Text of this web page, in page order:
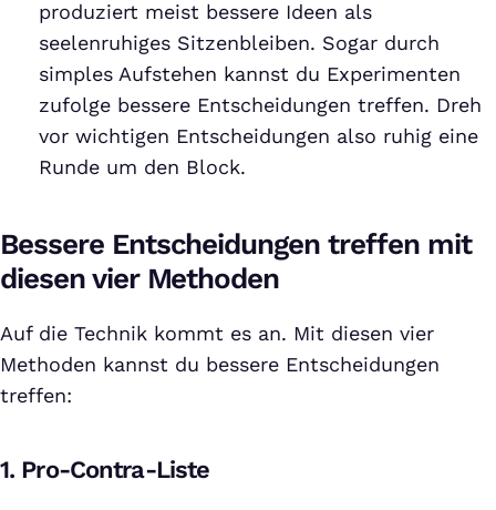
produziert meist bessere Ideen als
seelenruhiges Sitzenbleiben. Sogar durch
simples Aufstehen kannst du Experimenten
zufolge bessere Entscheidungen treffen. Dreh
vor wichtigen Entscheidungen also ruhig eine
Runde um den Block.
Bessere Entscheidungen treffen mit
diesen vier Methoden
Auf die Technik kommt es an. Mit diesen vier
Methoden kannst du bessere Entscheidungen
treffen:
1. Pro-Contra-Liste